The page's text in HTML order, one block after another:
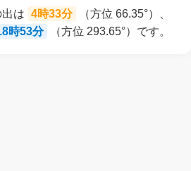
は 4時33分
（方位 66.35°）、
時53分 （方位 293.65°）です。